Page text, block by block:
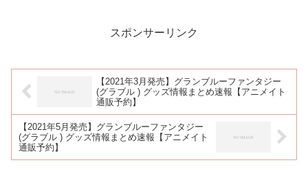
スポンサーリンク
【2021年3月発売】グランブルーファンタジー
(グラブル ) グッズ情報まとめ速報【アニメイト
通販予約】
【2021年5月発売】グランブルーファンタジー
(グラブル ) グッズ情報まとめ速報【アニメイト
通販予約】